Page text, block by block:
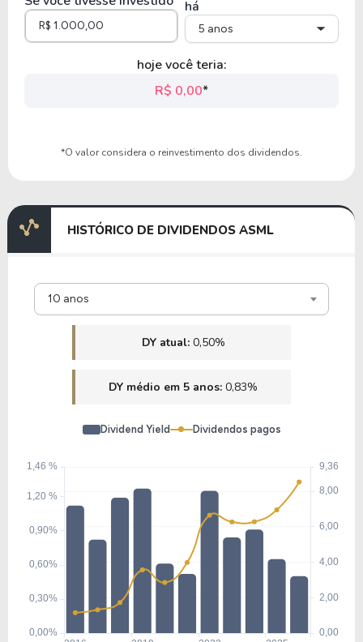
há
5 anos
hoje você teria:
R$ 0,00*
*O valor considera o reinvestimento dos dividendos.
HISTÓRICO DE DIVIDENDOS ASML
10 anos
DY atual: 0,50%
DY médio em 5 anos: 0,83%
Dividend Yield Dividendos pagos